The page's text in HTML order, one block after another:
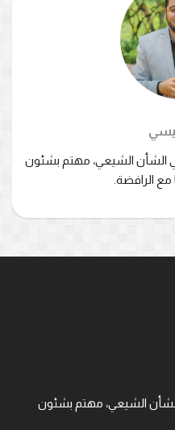
الشأن الشيعي، مهتم بشئون
مع الرافضة.
الشيعي، مهتم بشئون